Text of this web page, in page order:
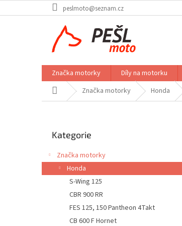
na
peslmoto@seznam.cz
Značka motorky Díly na motorku
Domů Značka motorky Honda
a
n
kategorie
Kategorie
Značka motorky
Honda
S-Wing 125
CBR 900 RR
FES 125, 150 Pantheon 4Takt
CB 600 F Hornet